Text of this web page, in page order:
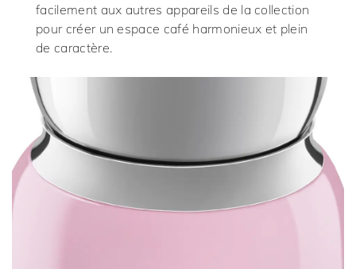
facilement aux autres appareils de la collection
pour créer un espace café harmonieux et plein
de caractère.